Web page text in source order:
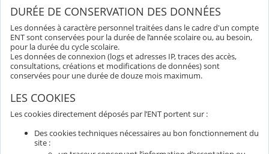
DURÉE DE CONSERVATION DES DONNÉES
Les données à caractère personnel traitées dans le cadre d'un compte
ENT sont conservées pour la durée de l’année scolaire ou, au besoin,
pour la durée du cycle scolaire.
Les données de connexion (logs et adresses IP, traces des accès,
consultations, créations et modifications de données) sont
conservées pour une durée de douze mois maximum.
LES COOKIES
Les cookies directement déposés par l’ENT portent sur :
Des cookies techniques nécessaires au bon fonctionnement du
site :